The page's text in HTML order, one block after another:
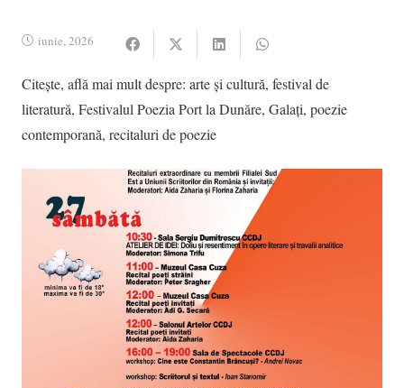
iunie, 2026
Citește, află mai mult despre: arte și cultură, festival de
literatură, Festivalul Poezia Port la Dunăre, Galați, poezie
contemporană, recitaluri de poezie